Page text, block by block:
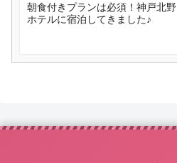
朝食付きプランは必須！神戸北野
ホテルに宿泊してきました♪